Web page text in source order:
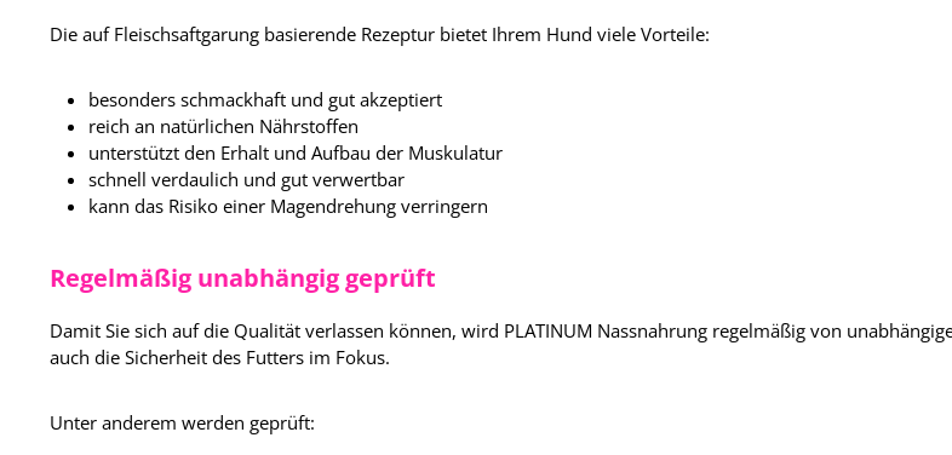
Die auf Fleischsaftgarung basierende Rezeptur bietet Ihrem Hund viele Vorteile:
besonders schmackhaft und gut akzeptiert
reich an natürlichen Nährstoffen
unterstützt den Erhalt und Aufbau der Muskulatur
schnell verdaulich und gut verwertbar
kann das Risiko einer Magendrehung verringern
Regelmäßig unabhängig geprüft
Damit Sie sich auf die Qualität verlassen können, wird PLATINUM Nassnahrung regelmäßig von
auch die Sicherheit des Futters im Fokus.
Unter anderem werden geprüft: